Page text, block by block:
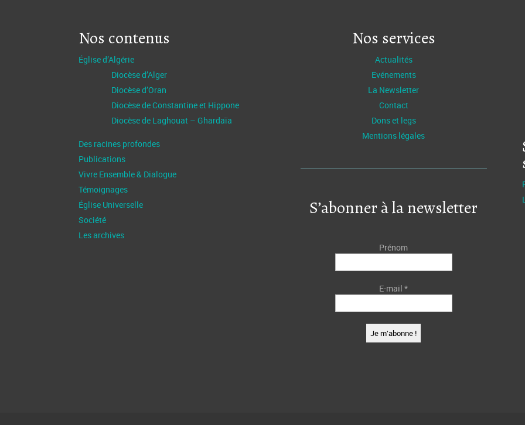
Nos contenus
Église d’Algérie
Diocèse d’Alger
Diocèse d’Oran
Diocèse de Constantine et Hippone
Diocèse de Laghouat – Ghardaïa
Des racines profondes
Publications
Vivre Ensemble & Dialogue
Témoignages
Église Universelle
Société
Les archives
Nos services
Actualités
Evénements
La Newsletter
Contact
Dons et legs
Mentions légales
S’abonner à la newsletter
Prénom
E-mail*